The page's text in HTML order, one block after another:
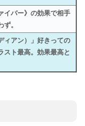
イバー》の効果で相手
。
ィアン）」好きっての
ト最高。効果最高と